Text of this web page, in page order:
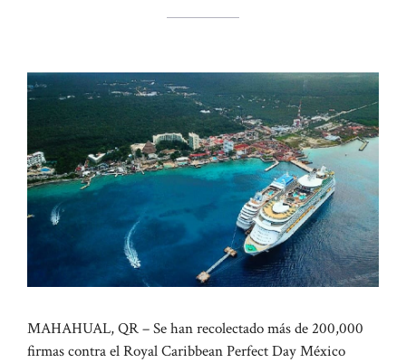
MAHAHUAL, QR – Se han recolectado más de 200,000
firmas contra el Royal Caribbean Perfect Day México